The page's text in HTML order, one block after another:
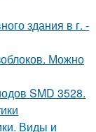
здания в г. -
Можно
SMD 3528.
Виды и